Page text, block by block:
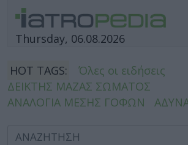
Thursday, 06.08.2026
HOT TAGS:
Όλες οι ειδήσεις
ΔΕΙΚΤΗΣ ΜΑΖΑΣ ΣΩΜΑΤΟΣ
ΑΝΑΛΟΓΙΑ ΜΕΣΗΣ ΓΟΦΩΝ